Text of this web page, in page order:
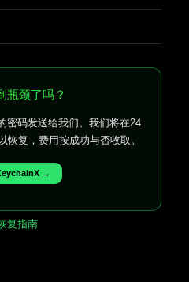
瓶颈了吗？
密码发送给我们。我们将在24
恢复，费用按成功与否收取。
→
复指南